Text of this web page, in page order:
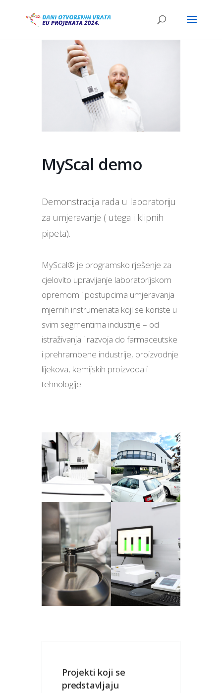
MyScal demo
Demonstracija rada u laboratoriju
za umjeravanje ( utega i klipnih
pipeta).
MyScal® je programsko rješenje za
cjelovito upravljanje laboratorijskom
opremom i postupcima umjeravanja
mjernih instrumenata koji se koriste u
svim segmentima industrije – od
istraživanja i razvoja do farmaceutske
i prehrambene industrije, proizvodnje
lijekova, kemijskih proizvoda i
tehnologije.
Projekti koji se
predstavljaju